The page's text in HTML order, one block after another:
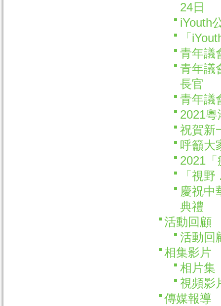
24日
iYouth
「
青年議
青年議
長官
青年議
2021
祝賀新
呼籲大
2021
「視
慶祝中
典禮
活動回顧
活動回
相集影片
相片集
視頻影
傳媒報導